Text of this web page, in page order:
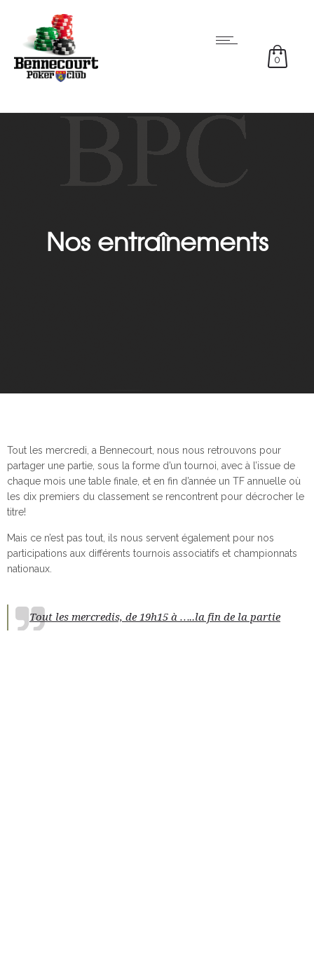
0
Nos entraînements
Tout les mercredi, a Bennecourt, nous nous retrouvons pour
partager une partie, sous la forme d’un tournoi, avec à l’issue de
chaque mois une table finale, et en fin d’année un TF annuelle où
les dix premiers du classement se rencontrent pour décrocher le
titre!
Mais ce n’est pas tout, ils nous servent également pour nos
participations aux différents tournois associatifs et championnats
nationaux.
Tout les mercredis, de 19h15 à …..la fin de la partie